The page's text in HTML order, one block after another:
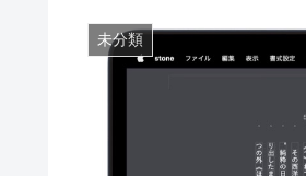
未分類